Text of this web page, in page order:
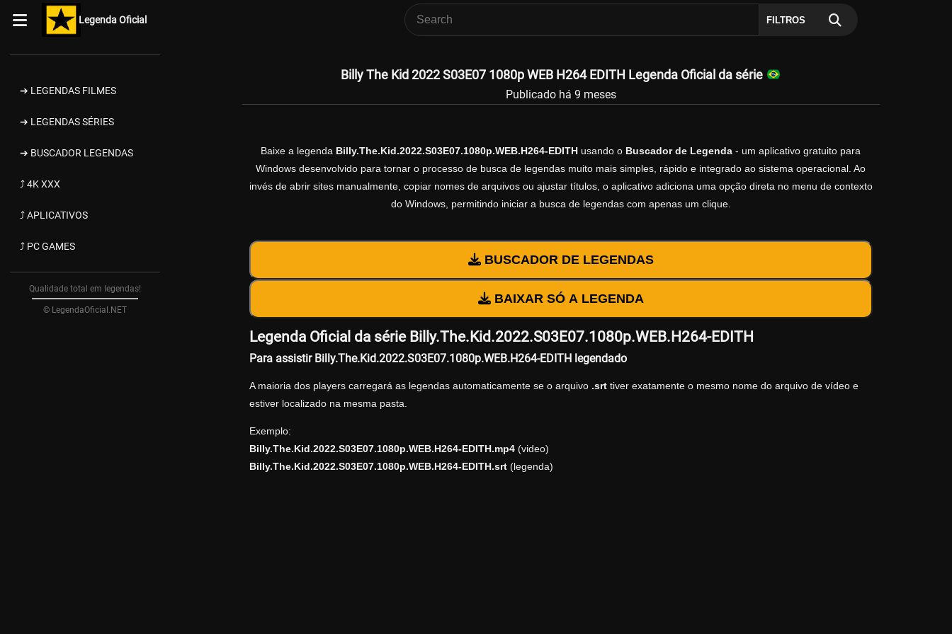
Legenda Oficial FILTROS
➔ LEGENDAS FILMES
➔ LEGENDAS SÉRIES
➔ BUSCADOR LEGENDAS
⤴ 4K XXX
⤴ APLICATIVOS
⤴ PC GAMES
Qualidade total em legendas!
© LegendaOficial.NET
Billy The Kid 2022 S03E07 1080p WEB H264 EDITH Legenda Oficial da série
Publicado há 9 meses
Baixe a legenda Billy.The.Kid.2022.S03E07.1080p.WEB.H264-EDITH usando o Buscador de Legenda - um aplicativo gratuito para
Windows desenvolvido para tornar o processo de busca de legendas muito mais simples, rápido e integrado ao sistema operacional. Ao
invés de abrir sites manualmente, copiar nomes de arquivos ou ajustar títulos, o aplicativo adiciona uma opção direta no menu de contexto
do Windows, permitindo iniciar a busca de legendas com apenas um clique.
BUSCADOR DE LEGENDAS
BAIXAR SÓ A LEGENDA
Legenda Oficial da série Billy.The.Kid.2022.S03E07.1080p.WEB.H264-EDITH
Para assistir Billy.The.Kid.2022.S03E07.1080p.WEB.H264-EDITH legendado
A maioria dos players carregará as legendas automaticamente se o arquivo .srttiver exatamente o mesmo nome do arquivo de vídeo e
estiver localizado na mesma pasta.
Exemplo:
Billy.The.Kid.2022.S03E07.1080p.WEB.H264-EDITH.mp4(video)
Billy.The.Kid.2022.S03E07.1080p.WEB.H264-EDITH.srt(legenda)